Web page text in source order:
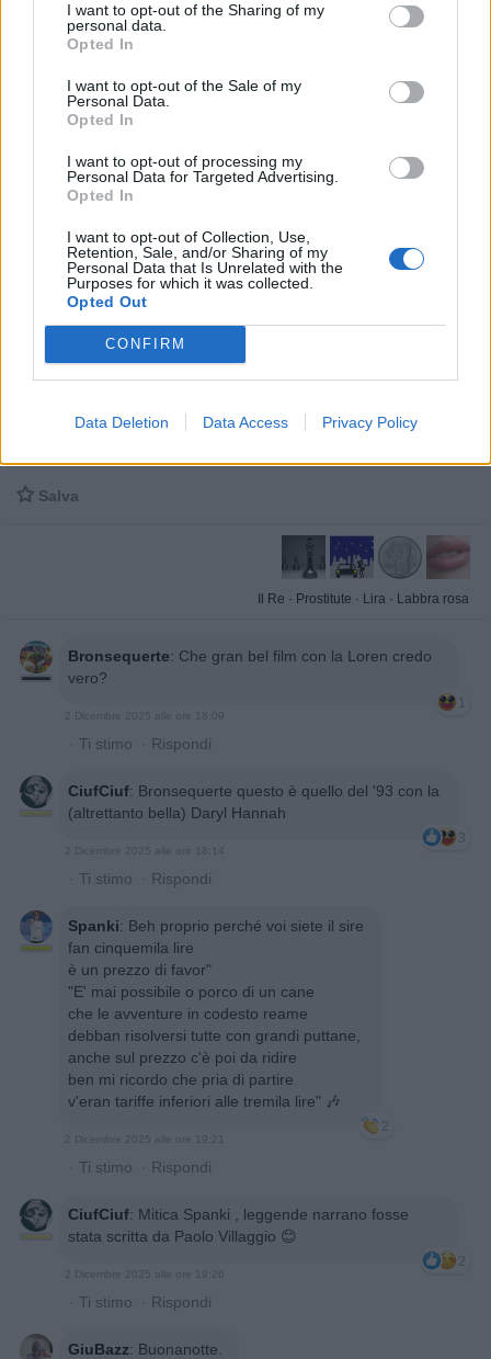
I want to opt-out of the Sharing of my
personal data.
Opted In
I want to opt-out of the Sale of my
Personal Data.
Opted In
I want to opt-out of processing my
Personal Data for Targeted Advertising.
Opted In
I want to opt-out of Collection, Use,
Retention, Sale, and/or Sharing of my
Personal Data that Is Unrelated with the
Purposes for which it was collected.
Opted Out
CONFIRM
Data Deletion Data Access Privacy Policy
Ti stimo fratello
 Salva
Il Re · Prostitute · Lira · Labbra rosa
Bronsequerte: Che gran bel film con la Loren credo
vero?
1
2 Dicembre 2025 alle ore 18:09
· Ti stimo · Rispondi
CiufCiuf: Bronsequerte questo è quello del '93 con la
(altrettanto bella) Daryl Hannah
3
2 Dicembre 2025 alle ore 18:14
· Ti stimo · Rispondi
Spanki: Beh proprio perché voi siete il sire
fan cinquemila lire
è un prezzo di favor"
"E' mai possibile o porco di un cane
che le avventure in codesto reame
debban risolversi tutte con grandi puttane,
anche sul prezzo c'è poi da ridire
ben mi ricordo che pria di partire
v'eran tariffe inferiori alle tremila lire" 🎶
2
2 Dicembre 2025 alle ore 19:21
· Ti stimo · Rispondi
CiufCiuf: Mitica Spanki , leggende narrano fosse
stata scritta da Paolo Villaggio 😊
2
2 Dicembre 2025 alle ore 19:26
· Ti stimo · Rispondi
GiuBazz: Buonanotte.